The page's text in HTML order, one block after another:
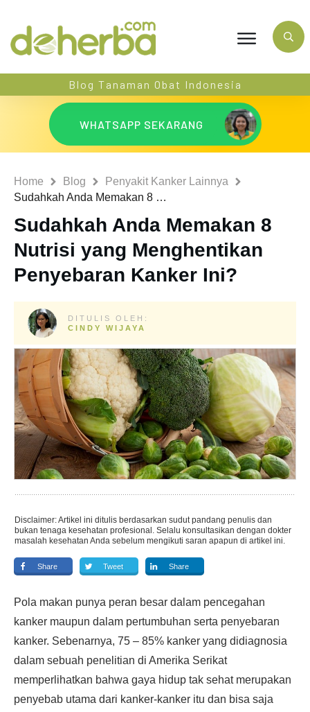
Blog Tanaman Obat Indonesia
WHATSAPP SEKARANG
Home Blog
Penyakit Kanker Lainnya
Sudahkah Anda Memakan 8 Nutrisi yang Menghentikan Penyebaran Kanker Ini?
Sudahkah Anda Memakan 8
Nutrisi yang Menghentikan
Penyebaran Kanker Ini?
DITULIS OLEH:
CINDY WIJAYA
Disclaimer: Artikel ini ditulis berdasarkan sudut pandang penulis dan
bukan tenaga kesehatan profesional. Selalu konsultasikan dengan dokter
masalah kesehatan Anda sebelum mengikuti saran apapun di artikel ini.
Share Tweet Share
Pola makan punya peran besar dalam pencegahan
kanker maupun dalam pertumbuhan serta penyebaran
kanker. Sebenarnya, 75 – 85% kanker yang didiagnosia
dalam sebuah penelitian di Amerika Serikat
memperlihatkan bahwa gaya hidup tak sehat merupakan
penyebab utama dari kanker-kanker itu dan bisa saja